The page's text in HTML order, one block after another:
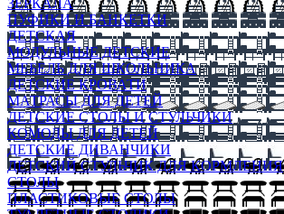
ЗЕРКАЛА
ПУФИКИ И БАНКЕТКИ
ДЕТСКАЯ
МОДУЛЬНЫЕ ДЕТСКИЕ
МЕБЕЛЬ ДЛЯ ШКОЛЬНИКА
ДЕТСКИЕ КРОВАТИ
МАТРАСЫ ДЛЯ ДЕТЕЙ
ДЕТСКИЕ СТОЛЫ И СТУЛЬЧИКИ
КОМОДЫ ДЛЯ ДЕТЕЙ
ДЕТСКИЕ ДИВАНЧИКИ
ДЕТСКИЙ СТУЛЬЧИК ДЛЯ КОРМЛЕНИЯ
СТОЛЫ
ПЛАСТИКОВЫЕ СТОЛЫ